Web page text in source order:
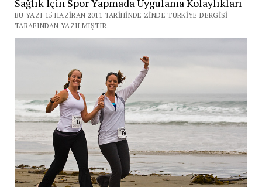
Sağlık İçin Spor Yapmada Uygulama Kolaylıkları
BU YAZI 15 HAZIRAN 2011 TARIHINDE ZINDE TÜRKIYE DERGISI
TARAFINDAN YAZILMIŞTIR.